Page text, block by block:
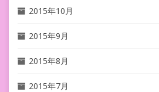
2015年10月
2015年9月
2015年8月
2015年7月